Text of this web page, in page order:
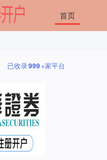
首页
已收录999+家平台